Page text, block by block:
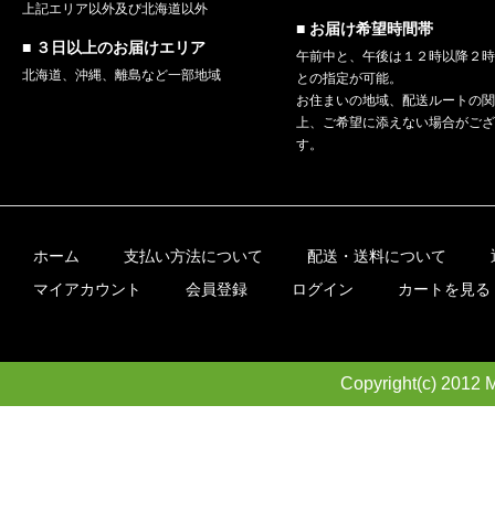
上記エリア以外及び北海道以外
■ ３日以上のお届けエリア
北海道、沖縄、離島など一部地域
■ お届け希望時間帯
午前中と、午後は１２時以降２
との指定が可能。
お住まいの地域、配送ルートの
上、ご希望に添えない場合がご
す。
ホーム 支払い方法について 配送・送料について
マイアカウント
会員登録 ログイン カートを見る
Copyright(c) 2012